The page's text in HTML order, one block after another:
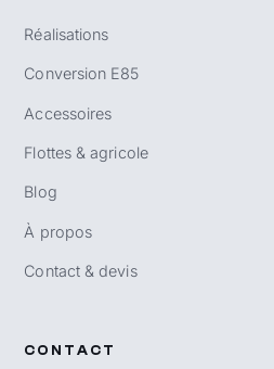
Réalisations
Conversion E85
Accessoires
Flottes & agricole
Blog
À propos
Contact & devis
CONTACT